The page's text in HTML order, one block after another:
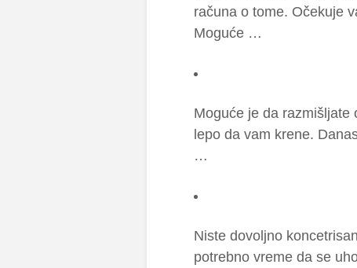
računa o tome. Očekuje
Moguće …
Moguće je da razmišljate
lepo da vam krene.
…
Niste dovoljno
potrebno vreme da se